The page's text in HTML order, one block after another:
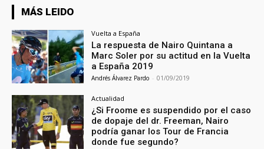
MÁS LEIDO
Vuelta a España
La respuesta de Nairo Quintana a
Marc Soler por su actitud en la Vuelta
a España 2019
Andrés Álvarez Pardo - 01/09/2019
Actualidad
¿Si Froome es suspendido por el caso
de dopaje del dr. Freeman, Nairo
podría ganar los Tour de Francia
donde fue segundo?